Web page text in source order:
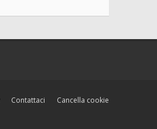
Cancella cookie
Contattaci